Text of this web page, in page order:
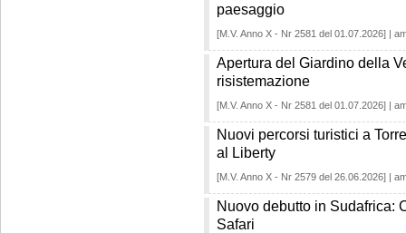
paesaggio
[M.V. Anno X - Nr 2581 del 01.07.2026] |
Apertura del Giardino della
risistemazione
[M.V. Anno X - Nr 2581 del 01.07.2026] |
Nuovi percorsi turistici a
al Liberty
[M.V. Anno X - Nr 2579 del 26.06.2026] |
Nuovo debutto in Sudafrica:
Safari